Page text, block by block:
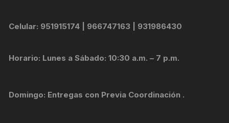
Celular: 951915174 | 966747163 | 931986430
Horario: Lunes a Sábado: 10:30 a.m. – 7 p.m.
Domingo: Entregas con Previa Coordinación .